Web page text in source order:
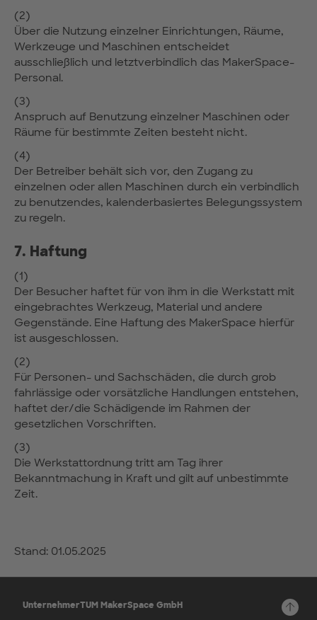
(2)
Über die Nutzung einzelner Einrichtungen, Räume,
Werkzeuge und Maschinen entscheidet
ausschließlich und letztverbindlich das MakerSpace-
Personal.
(3)
Anspruch auf Benutzung einzelner Maschinen oder
Räume für bestimmte Zeiten besteht nicht.
(4)
Der Betreiber behält sich vor, den Zugang zu
einzelnen oder allen Maschinen durch ein verbindlich
zu benutzendes, kalenderbasiertes Belegungssystem
zu regeln.
7. Haftung
(1)
Der Besucher haftet für von ihm in die Werkstatt mit
eingebrachtes Werkzeug, Material und andere
Gegenstände. Eine Haftung des MakerSpace hierfür
ist ausgeschlossen.
(2)
Für Personen- und Sachschäden, die durch grob
fahrlässige oder vorsätzliche Handlungen entstehen,
haftet der/die Schädigende im Rahmen der
gesetzlichen Vorschriften.
(3)
Die Werkstattordnung tritt am Tag ihrer
Bekanntmachung in Kraft und gilt auf unbestimmte
Zeit.
Stand: 01.05.2025
UnternehmerTUM MakerSpace GmbH